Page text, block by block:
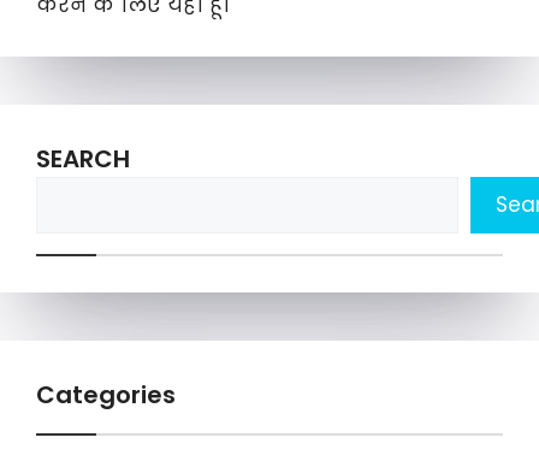
SEARCH
Categories